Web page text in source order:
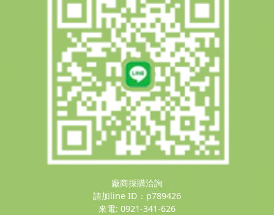
廠商採購洽詢
請加line ID：p789426
來電: 0921-341-626